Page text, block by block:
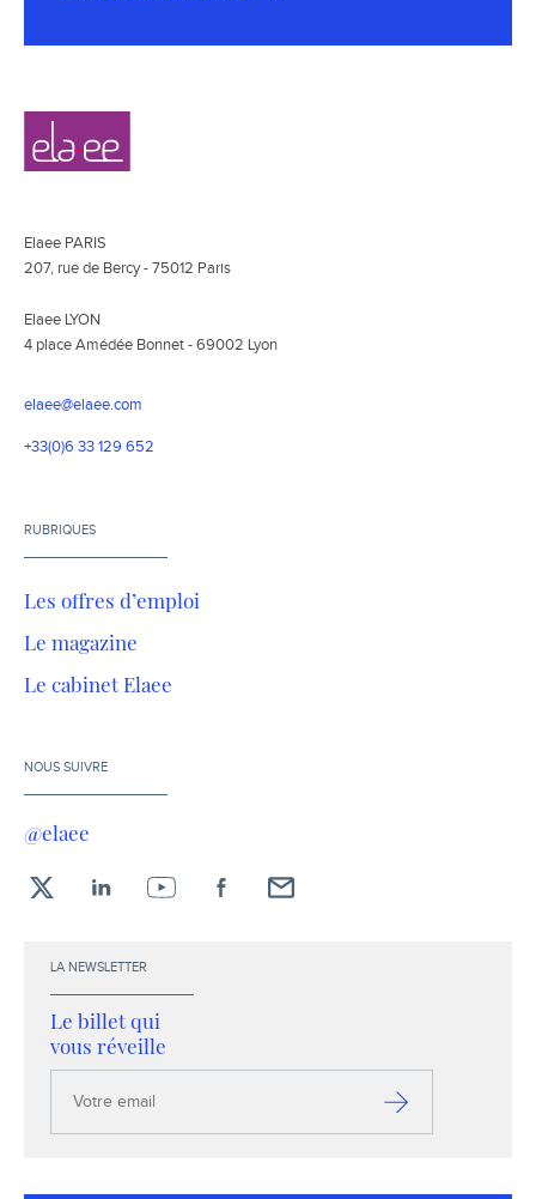
Navigation
secondaire
Elaee
Elaee PARIS
207, rue de Bercy - 75012 Paris
Elaee LYON
4 place Amédée Bonnet - 69002 Lyon
elaee@elaee.com
+33(0)6 33 129 652
RUBRIQUES
Les offres d’emploi
Le magazine
Le cabinet Elaee
NOUS SUIVRE
@elaee
LA NEWSLETTER
Le billet qui
vous réveille
email
S’inscrire